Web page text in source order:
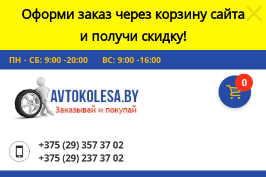
Оформи заказ через корзину сайта
и получи скидку!
ПН - СБ: 9:00 -20:00 ВС: 9:00 -16:00
0
+375 (29) 357 37 02
+375 (29) 237 37 02